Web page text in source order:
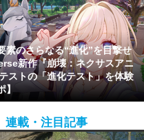
素のさらなる“進化”を目撃せ
新作『崩壊：ネクサスアニ
ストの「進化テスト」を体験
連載・注目記事